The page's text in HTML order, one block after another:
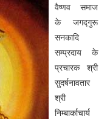
वैष्णव समाज
के जगद्गुरू
सनकादि
सम्प्रदाय के
प्रचारक श्री
सुदर्षनावतार
श्री
निम्बार्काचार्य